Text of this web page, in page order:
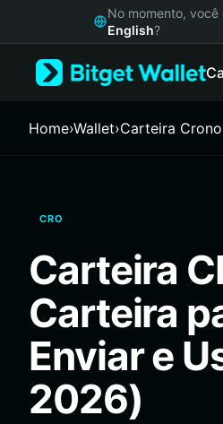
Русский
Italiano
繁體中文
Bahasa Indonesia
ภาษาไทย
Español
Português (Brasil)
Español (Argentina)
No momento,
English?
Home›Wallet›Carteira
CRO
Carteira
Carteira
Enviar e
2026)